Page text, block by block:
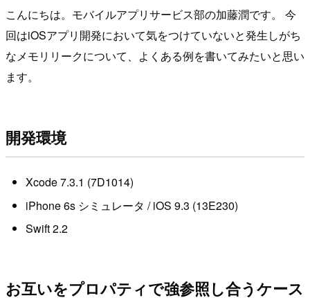
こんにちは。モバイルアプリサービス部の加藤潤です。 今
回はiOSアプリ開発において気をつけていないと発生しがち
なメモリリークについて、よくある例を書いてみたいと思い
ます。
開発環境
Xcode 7.3.1 (7D1014)
iPhone 6s シミュレータ / iOS 9.3 (13E230)
Swift 2.2
お互いをプロパティで強参照し合うケース